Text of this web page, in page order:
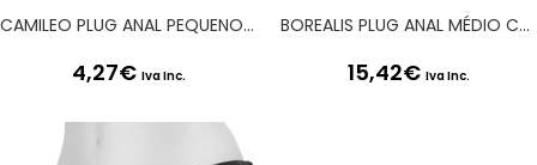
CAMILEO PLUG ANAL PEQUENO COM 4 JOIAS INTERCAMBIÁVEIS CRUSHIOUS
4,27€ Iva Inc.
BOREALIS PLUG ANAL MÉDIO COM LED CRUSHIOUS
15,42€ Iva Inc.